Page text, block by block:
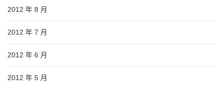
2012 年 8 月
2012 年 7 月
2012 年 6 月
2012 年 5 月